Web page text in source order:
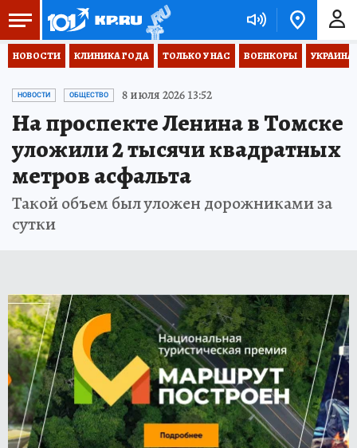
НОВОСТИ КЛИНИКА ГОДА ТОЛЬКО У НАС ВОЕНКОРЫ
НОВОСТИ ОБЩЕСТВО 8 июля 2026 13:52
На проспекте Ленина в Томске
уложили 2 тысячи квадратных
метров асфальта
Такой объем был уложен дорожниками за
сутки